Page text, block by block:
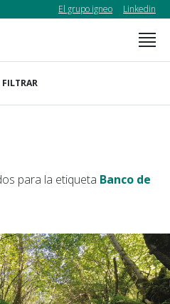
El grupo igneo Linkedin
FILTRAR
para la etiqueta Banco de